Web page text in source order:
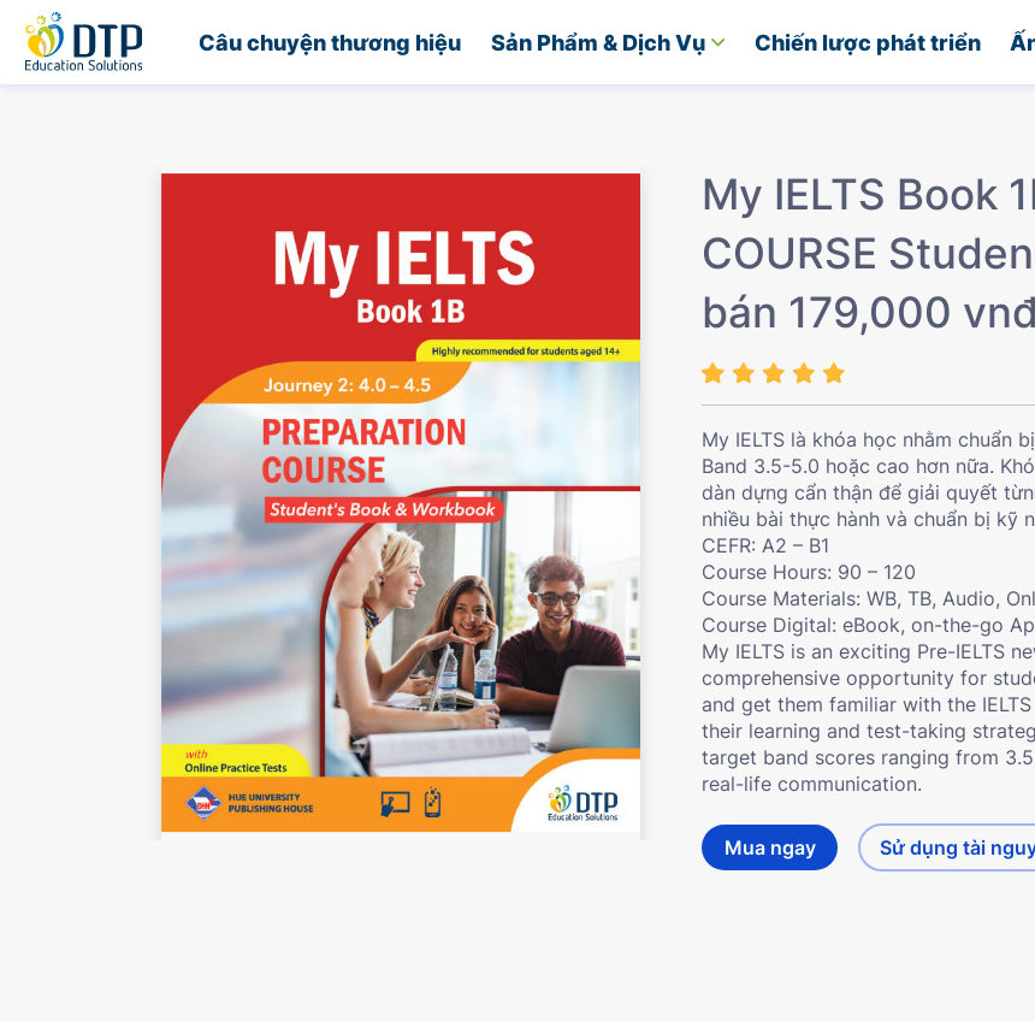
Câu chuyện thương hiệu Sản Phẩm & Dịch Vụ Chiến lược phát triển
Trang chủ
My IELTS Book
COURSE
bán 179,000
My IELTS là khóa học nhằm chuẩn
Band 3.5-5.0 hoặc cao hơn nữa.
dàn dựng cẩn thận để giải quyết
nhiều bài thực hành và chuẩn bị kỹ
CEFR: A2 – B1
Course Hours: 90 – 120
Course Materials: WB, TB, Audio,
Course Digital: eBook, on-the-go
My IELTS is an exciting Pre-IELTS
comprehensive opportunity for
and get them familiar with the
their learning and test-taking
target band scores ranging from
real-life communication.
Mua ngay Sử dụng tài